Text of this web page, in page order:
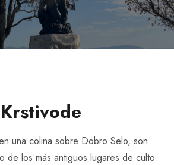
Krstivode
una colina sobre Dobro Selo, son
de los más antiguos lugares de culto